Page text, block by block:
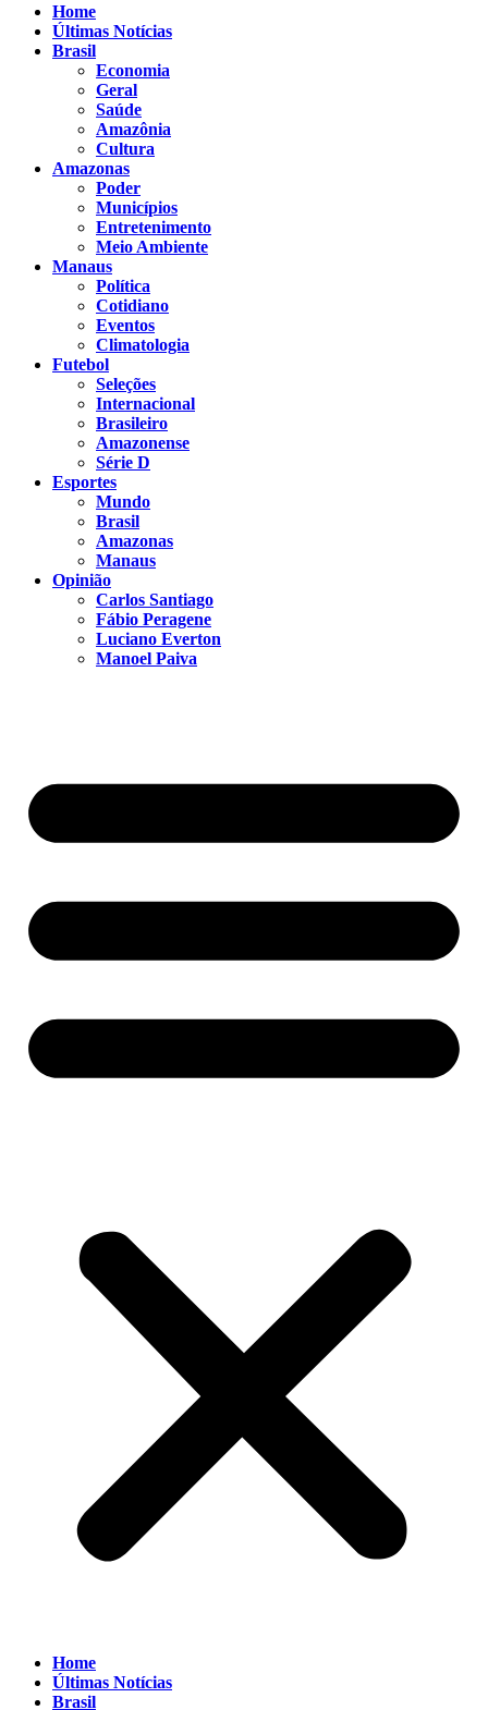
Home
Últimas Notícias
Brasil
Economia
Geral
Saúde
Amazônia
Cultura
Amazonas
Poder
Municípios
Entretenimento
Meio Ambiente
Manaus
Política
Cotidiano
Eventos
Climatologia
Futebol
Seleções
Internacional
Brasileiro
Amazonense
Série D
Esportes
Mundo
Brasil
Amazonas
Manaus
Opinião
Carlos Santiago
Fábio Peragene
Luciano Everton
Manoel Paiva
Home
Últimas Notícias
Brasil